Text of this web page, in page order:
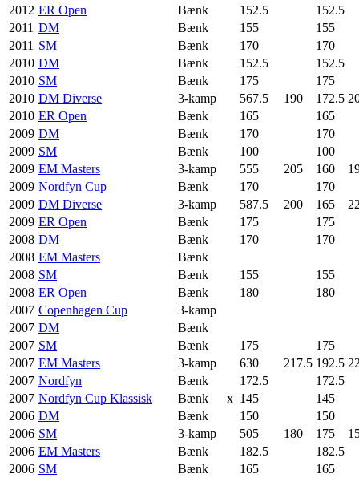
2012 ER Open Bænk 152.5
152.5
2011 DM Bænk 155
155
2011 SM Bænk 170
170
2010 DM Bænk 152.5
152.5
2010 SM Bænk 175
175
2010 DM Diverse 3-kamp 567.5 190 172.5
2010 ER Open Bænk 165
165
2009 DM Bænk 170
170
2009 SM Bænk 100
100
2009 EM Masters 3-kamp 555 205 160
2009 Nordfyn Cup Bænk 170
170
2009 DM Diverse 3-kamp 587.5 200 165
2009 ER Open Bænk 175
175
2008 DM Bænk 170
170
2008 EM Masters
Bænk
2008 SM Bænk 155
155
2008 ER Open Bænk 180
180
2007 Copenhagen Cup
3-kamp
2007 DM
Bænk
2007 SM Bænk 175
175
2007 EM Masters 3-kamp 630 217.5 192.5
2007 Nordfyn Bænk 172.5
172.5
2007 Nordfyn Cup Klassisk Bænk x 145
145
2006 DM Bænk 150
150
2006 SM 3-kamp 505 180 175
2006 EM Masters Bænk 182.5
182.5
2006 SM Bænk 165
165